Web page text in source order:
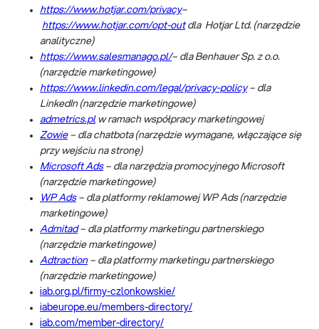
https://www.hotjar.com/privacy–
https://www.hotjar.com/opt-outdla Hotjar Ltd. (narzędzie
analityczne)
https://www.salesmanago.pl/– dla Benhauer Sp. z o.o.
(narzędzie marketingowe)
https://www.linkedin.com/legal/privacy-policy– dla
LinkedIn (narzędzie marketingowe)
admetrics.plw ramach współpracy marketingowej
Zowie– dla chatbota (narzędzie wymagane, włączające się
przy wejściu na stronę)
Microsoft Ads– dla narzędzia promocyjnego Microsoft
(narzędzie marketingowe)
WP Ads– dla platformy reklamowej WP Ads (narzędzie
marketingowe)
Admitad– dla platformy marketingu partnerskiego
(narzędzie marketingowe)
Adtraction– dla platformy marketingu partnerskiego
(narzędzie marketingowe)
iab.org.pl/firmy-czlonkowskie/
iabeurope.eu/members-directory/
iab.com/member-directory/